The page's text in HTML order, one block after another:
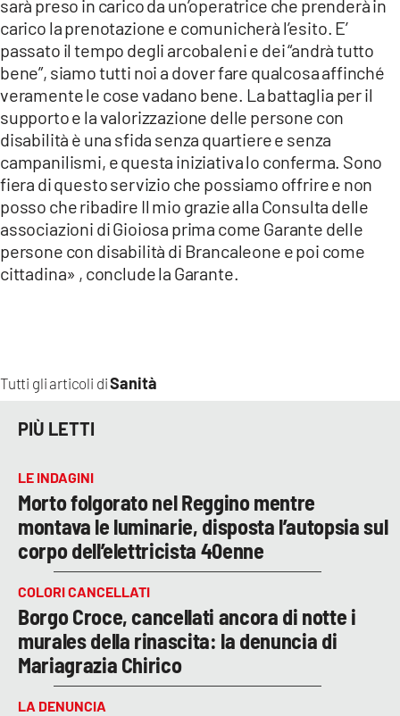
Tutti gli articoli diSanità
sarà preso in carico da un’operatrice che prenderà in
carico la prenotazione e comunicherà l’esito. E’
passato il tempo degli arcobaleni e dei “andrà tutto
bene”, siamo tutti noi a dover fare qualcosa affinché
veramente le cose vadano bene. La battaglia per il
supporto e la valorizzazione delle persone con
disabilità è una sfida senza quartiere e senza
campanilismi, e questa iniziativa lo conferma. Sono
fiera di questo servizio che possiamo offrire e non
posso che ribadire Il mio grazie alla Consulta delle
associazioni di Gioiosa prima come Garante delle
persone con disabilità di Brancaleone e poi come
cittadina» , conclude la Garante.
PIÙ LETTI
LE INDAGINI
Morto folgorato nel Reggino mentre
montava le luminarie, disposta l’autopsia sul
corpo dell’elettricista 40enne
COLORI CANCELLATI
Borgo Croce, cancellati ancora di notte i
murales della rinascita: la denuncia di
Mariagrazia Chirico
LA DENUNCIA